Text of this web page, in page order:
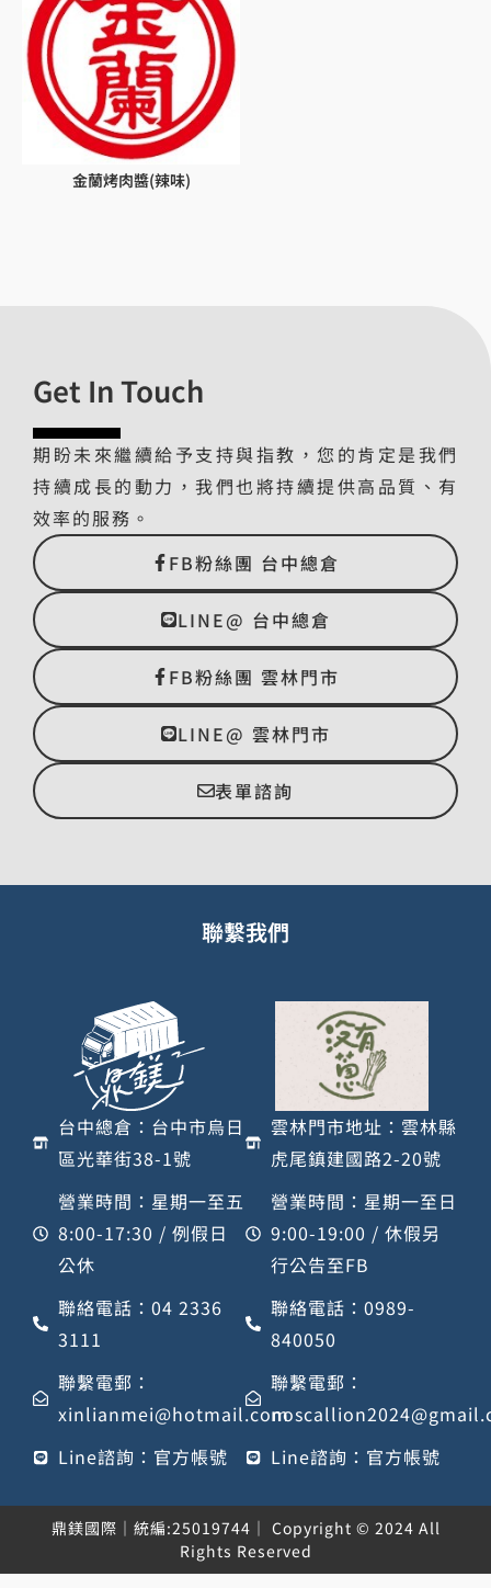
金蘭烤肉醬(辣味)
Get In Touch
期盼未來繼續給予支持與指教，您的肯定是我們
持續成長的動力，我們也將持續提供高品質、有
效率的服務。
FB粉絲團 台中總倉
LINE@ 台中總倉
FB粉絲團 雲林門市
LINE@ 雲林門市
表單諮詢
聯繫我們
台中總倉：台中市烏日
區光華街38-1號
營業時間：星期一至五
8:00-17:30 / 例假日
公休
聯絡電話：04 2336
3111
聯繫電郵：
xinlianmei@hotmail.com
Line諮詢：官方帳號
雲林門市地址：雲林縣
虎尾鎮建國路2-20號
營業時間：星期一至日
9:00-19:00 / 休假另
行公告至FB
聯絡電話：0989-
840050
聯繫電郵：
Line諮詢：官方帳號
鼎鎂國際｜統編:25019744｜ Copyright © 2024 All
Rights Reserved